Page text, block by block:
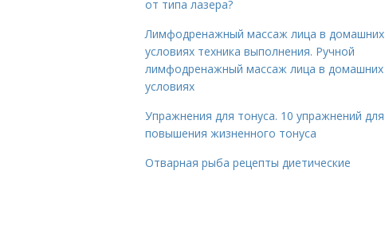
от типа лазера?
Лимфодренажный массаж лица в домашних
условиях техника выполнения. Ручной
лимфодренажный массаж лица в домашних
условиях
Упражнения для тонуса. 10 упражнений для
повышения жизненного тонуса
Отварная рыба рецепты диетические